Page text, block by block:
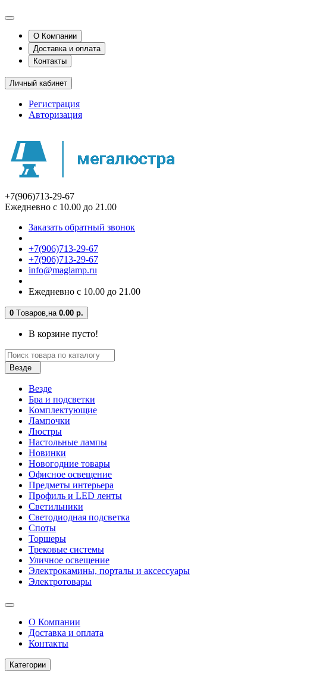
О Компании
Доставка и оплата
Контакты
Личный кабинет
Регистрация
Авторизация
+7(906)713-29-67
Ежедневно с 10.00 до 21.00
Заказать обратный звонок
+7(906)713-29-67
+7(906)713-29-67
info@maglamp.ru
Ежедневно с 10.00 до 21.00
0 Tоваров,на 0.00 р.
В корзине пусто!
Везде
Везде
Бра и подсветки
Комплектующие
Лампочки
Люстры
Настольные лампы
Новинки
Новогодние товары
Офисное освещение
Предметы интерьера
Профиль и LED ленты
Светильники
Светодиодная подсветка
Споты
Торшеры
Трековые системы
Уличное освещение
Электрокамины, порталы и аксессуары
Электротовары
О Компании
Доставка и оплата
Контакты
Категории